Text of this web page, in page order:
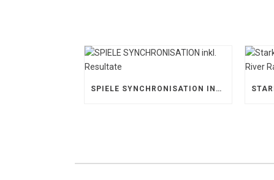
SPIELE SYNCHRONISATION INKL. RESULTATE